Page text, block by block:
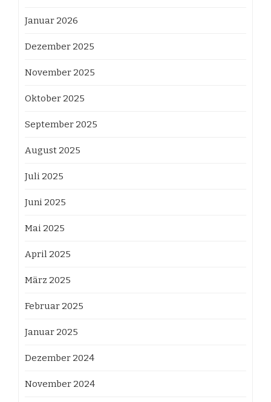
Januar 2026
Dezember 2025
November 2025
Oktober 2025
September 2025
August 2025
Juli 2025
Juni 2025
Mai 2025
April 2025
März 2025
Februar 2025
Januar 2025
Dezember 2024
November 2024